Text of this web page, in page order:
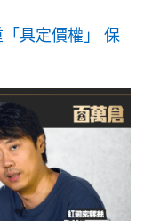
具定價權」 保